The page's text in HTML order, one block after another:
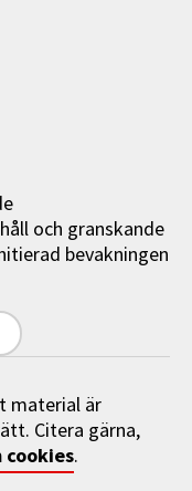
och granskande
bevakningen
material är
Citera gärna,
.